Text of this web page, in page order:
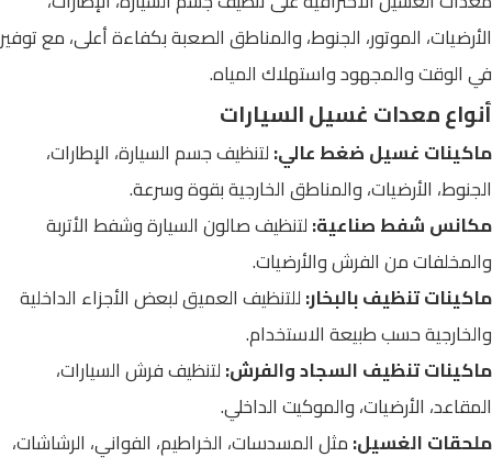
الأرضيات، الموتور، الجنوط، والمناطق الصعبة بكفاءة أعلى، مع توفير
في الوقت والمجهود واستهلاك المياه.
أنواع معدات غسيل السيارات
ماكينات غسيل ضغط عالي:لتنظيف جسم السيارة، الإطارات،
الجنوط، الأرضيات، والمناطق الخارجية بقوة وسرعة.
مكانس شفط صناعية:لتنظيف صالون السيارة وشفط الأتربة
والمخلفات من الفرش والأرضيات.
ماكينات تنظيف بالبخار:للتنظيف العميق لبعض الأجزاء الداخلية
والخارجية حسب طبيعة الاستخدام.
ماكينات تنظيف السجاد والفرش:لتنظيف فرش السيارات،
المقاعد، الأرضيات، والموكيت الداخلي.
ملحقات الغسيل:مثل المسدسات، الخراطيم، الفواني، الرشاشات،